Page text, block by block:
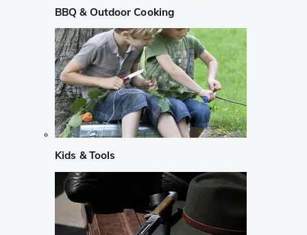
BBQ & Outdoor Cooking
Kids & Tools